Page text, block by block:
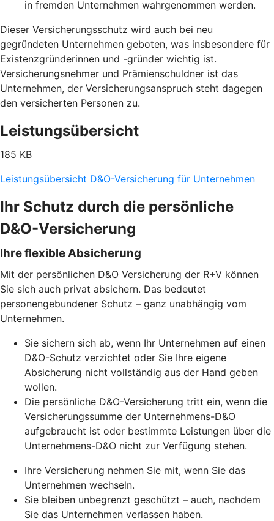
in fremden Unternehmen wahrgenommen werden.
Dieser Versicherungsschutz wird auch bei neu
gegründeten Unternehmen geboten, was insbesondere für
Existenzgründerinnen und -gründer wichtig ist.
Versicherungsnehmer und Prämienschuldner ist das
Unternehmen, der Versicherungsanspruch steht dagegen
den versicherten Personen zu.
Leistungsübersicht
185 KB
Leistungsübersicht D&O-Versicherung für Unternehmen
Ihr Schutz durch die persönliche
D&O-Versicherung
Ihre flexible Absicherung
Mit der persönlichen D&O Versicherung der R+V können
Sie sich auch privat absichern. Das bedeutet
personengebundener Schutz – ganz unabhängig vom
Unternehmen.
Sie sichern sich ab, wenn Ihr Unternehmen auf einen
D&O-Schutz verzichtet oder Sie Ihre eigene
Absicherung nicht vollständig aus der Hand geben
wollen.
Die persönliche D&O-Versicherung tritt ein, wenn die
Versicherungssumme der Unternehmens-D&O
aufgebraucht ist oder bestimmte Leistungen über die
Unternehmens-D&O nicht zur Verfügung stehen.
Ihre Versicherung nehmen Sie mit, wenn Sie das
Unternehmen wechseln.
Sie bleiben unbegrenzt geschützt – auch, nachdem
Sie das Unternehmen verlassen haben.